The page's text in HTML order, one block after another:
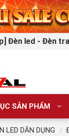
Đèn led - Đèn
SẢN PHẨM
LED DÂN DỤNG /